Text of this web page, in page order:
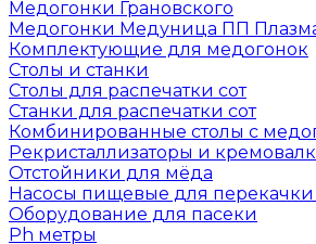
Медогонки Грановского
Медогонки Медуница ПП
Комплектующие для медогонок
Столы и станки
Столы для распечатки сот
Станки для распечатки сот
Комбинированные столы с
Рекристаллизаторы и
Отстойники для мёда
Насосы пищевые для
Оборудование для пасеки
Ph метры